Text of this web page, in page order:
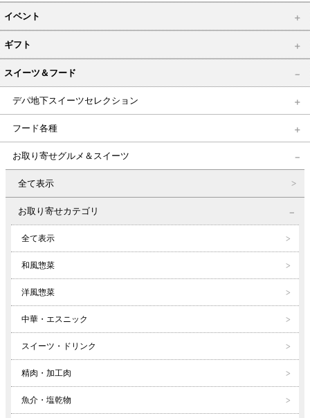
イベント
ギフト
スイーツ＆フード
デパ地下スイーツセレクション
フード各種
お取り寄せグルメ＆スイーツ
全て表示
お取り寄せカテゴリ
全て表示
和風惣菜
洋風惣菜
中華・エスニック
スイーツ・ドリンク
精肉・加工肉
魚介・塩乾物